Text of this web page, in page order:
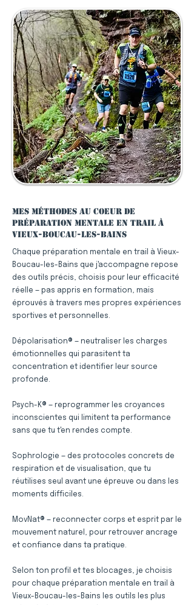
Mes méthodes au coeur de
préparation mentale en trail à
Vieux-Boucau-les-Bains
Chaque préparation mentale en trail à Vieux-
Boucau-les-Bains que j'accompagne repose
des outils précis, choisis pour leur efficacité
réelle — pas appris en formation, mais
éprouvés à travers mes propres expériences
sportives et personnelles.
Dépolarisation® — neutraliser les charges
émotionnelles qui parasitent ta
concentration et identifier leur source
profonde.
Psych-K® — reprogrammer les croyances
inconscientes qui limitent ta performance
sans que tu t'en rendes compte.
Sophrologie — des protocoles concrets de
respiration et de visualisation, que tu
réutilises seul avant une épreuve ou dans les
moments difficiles.
MovNat® — reconnecter corps et esprit par le
mouvement naturel, pour retrouver ancrage
et confiance dans ta pratique.
Selon ton profil et tes blocages, je choisis
pour chaque préparation mentale en trail à
Vieux-Boucau-les-Bains les outils les plus